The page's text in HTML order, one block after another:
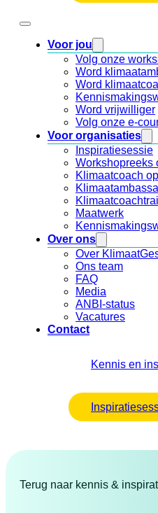
Voor jou
Volg onze
Word
Word
Word vrijwilliger
Volg onze e-
Voor organisaties
Inspiratiesessie
Workshopreeks
Klimaatcoach
Maatwerk
Over ons
Over
Ons team
FAQ
Media
ANBI-status
Vacatures
Contact
Kennis en
Terug naar kennis &